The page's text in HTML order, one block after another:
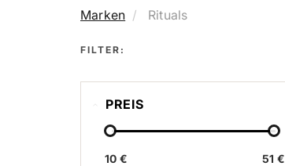
Marken Rituals
FILTER:
PREIS
10 € 51 €